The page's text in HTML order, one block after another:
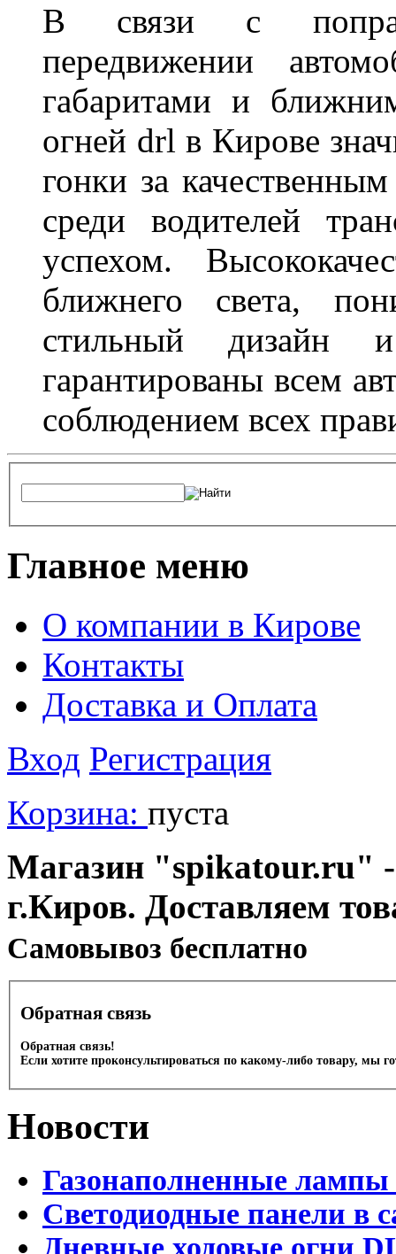
В связи с
передвижении
габаритами и
огней drl в Кирове
гонки за
среди водителей
успехом.
ближнего света,
стильный дизайн
гарантированы всем
соблюдением всех
Главное меню
О компании в Кирове
Контакты
Доставка и Оплата
Вход Регистрация
Корзина: пуста
Магазин "spikatour.ru" -
г.Киров. Доставляем
Cамовывоз бесплатно
Обратная связь
Обратная связь!
Если хотите проконсультироваться по какому-либо товару, мы
Новости
Газонаполненные
Светодиодные панели в
Дневные ходовые огни